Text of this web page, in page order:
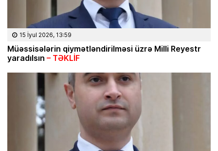
15 İyul 2026, 13:59
Müəssisələrin qiymətləndirilməsi üzrə Milli Reyestr
yaradılsın – TƏKLİF